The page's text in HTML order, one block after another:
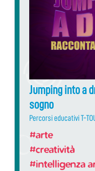
Jumping into a
sogno
Percorsi educativi T-
#arte
#creatività
#intelligenza